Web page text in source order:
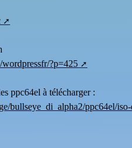
?p=425
ppc64el à télécharger :
bullseye_di_alpha2/ppc64el/